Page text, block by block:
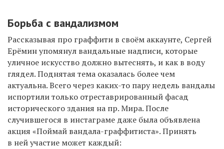
Борьба с вандализмом
Рассказывая про граффити в своём аккаунте, Сергей
Ерёмин упомянул вандальные надписи, которые
уличное искусство должно вытеснять, и как в воду
глядел.Поднятая тема оказалась более чем
актуальна.Всего через каких-то парунедель вандалы
испортилитолько отреставрированный фасад
исторического здания на пр. Мира.После
случившегося в инстаграме даже была объявлена
акция «Поймай вандала-граффитиста».Принять
в ней участие может каждый: